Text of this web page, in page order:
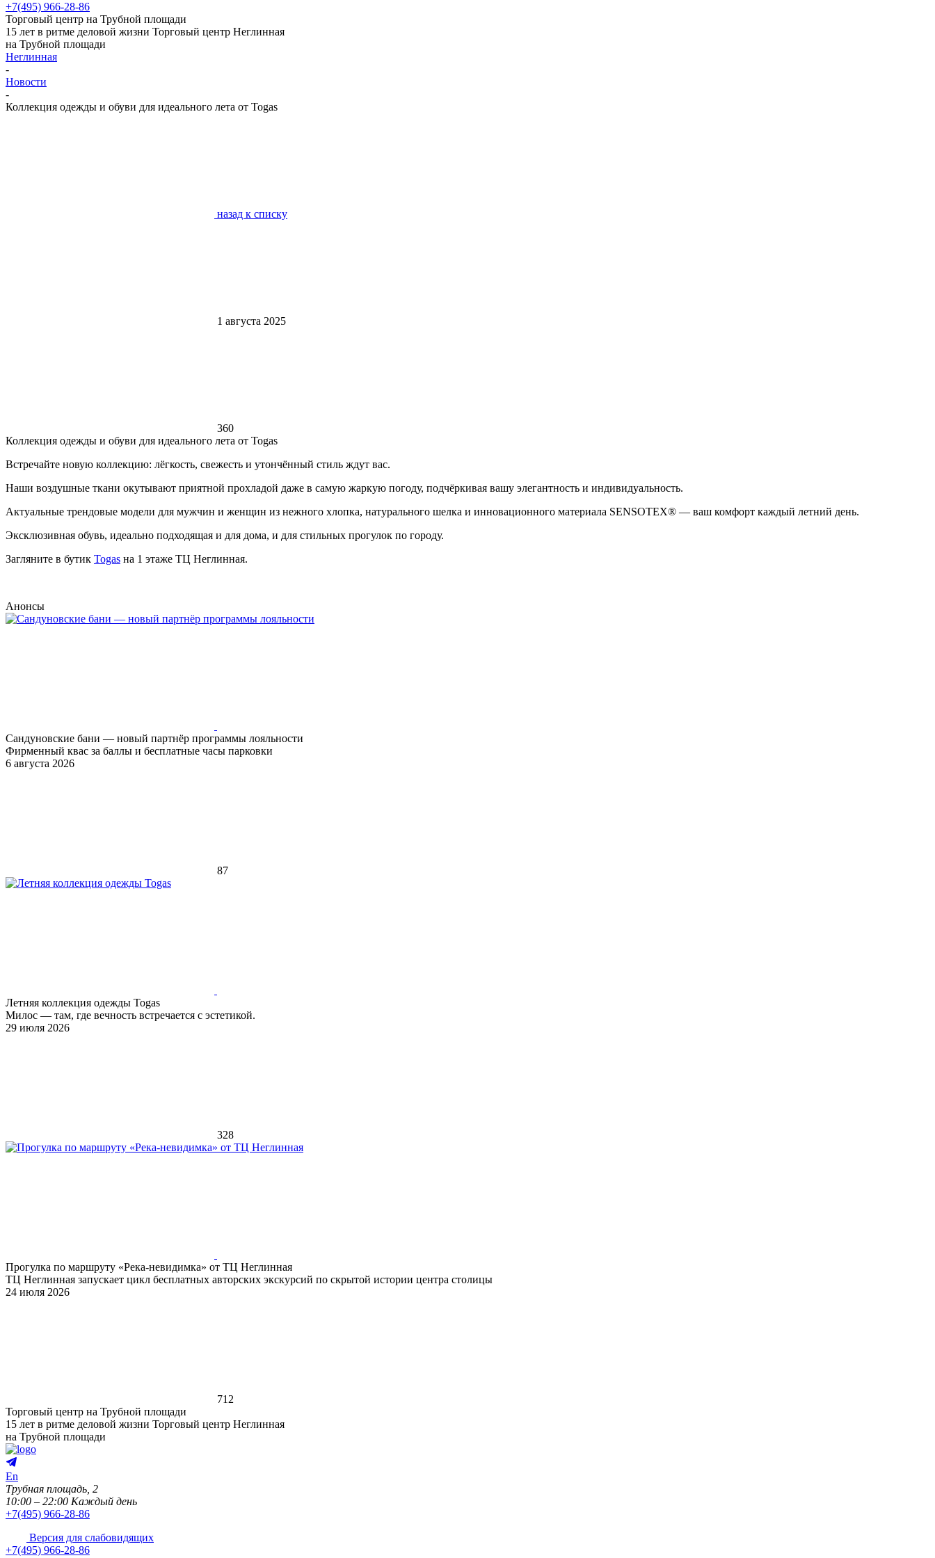
+7(495) 966-28-86
Торговый центр на Трубной площади
15 лет в ритме деловой жизни Торговый центр Неглинная
на Трубной площади
Неглинная
-
Новости
-
Коллекция одежды и обуви для идеального лета от Togas
назад к списку
1 августа 2025
360
Коллекция одежды и обуви для идеального лета от Togas
Встречайте новую коллекцию: лёгкость, свежесть и утончённый стиль ждут вас.
Наши воздушные ткани окутывают приятной прохладой даже в самую жаркую погоду, подчёркивая вашу элегантность и индивидуальность.
Актуальные трендовые модели для мужчин и женщин из нежного хлопка, натурального шелка и инновационного материала SENSOTEX® — ваш комфорт каждый летний день.
Эксклюзивная обувь, идеально подходящая и для дома, и для стильных прогулок по городу.
Загляните в бутик Togas на 1 этаже ТЦ Неглинная.
Анонсы
Сандуновские бани — новый партнёр программы лояльности
Фирменный квас за баллы и бесплатные часы парковки
6 августа 2026
87
Летняя коллекция одежды Togas
Милос — там, где вечность встречается с эстетикой.
29 июля 2026
328
Прогулка по маршруту «Река-невидимка» от ТЦ Неглинная
ТЦ Неглинная запускает цикл бесплатных авторских экскурсий по скрытой истории центра столицы
24 июля 2026
712
Торговый центр на Трубной площади
15 лет в ритме деловой жизни Торговый центр Неглинная
на Трубной площади
En
Трубная площадь, 2
10:00 – 22:00 Каждый день
+7(495) 966-28-86
Версия для слабовидящих
+7(495) 966-28-86